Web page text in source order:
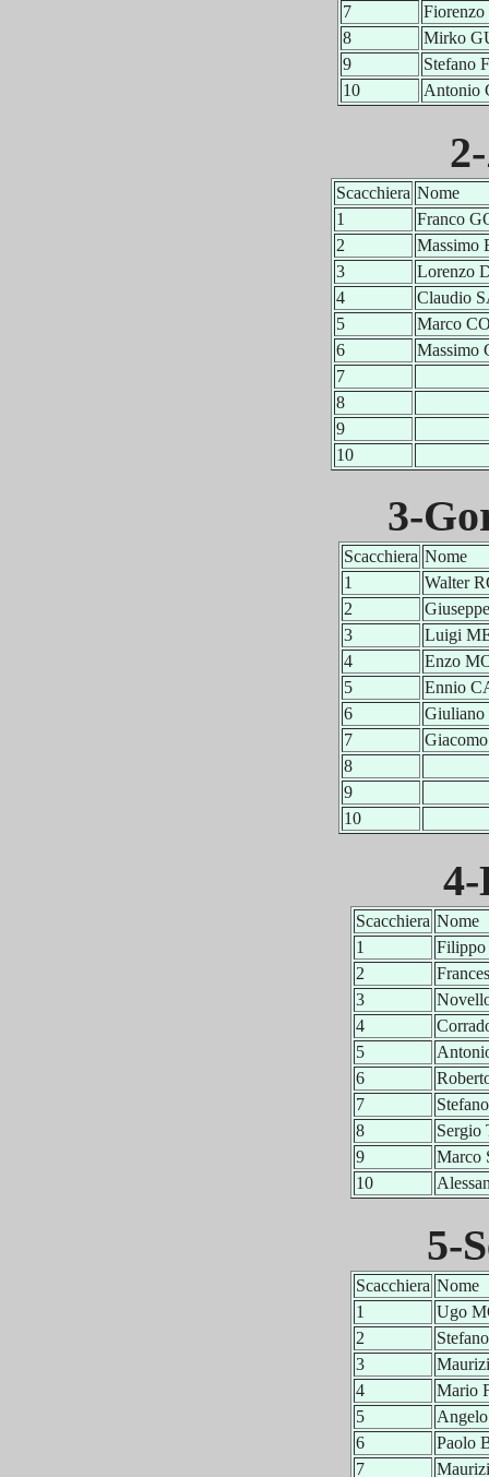
7
8
Mirko
9
Stefano
10
Antonio
Scacchiera Nome
1
Franco
2
3
Lorenzo
4
Claudio
5
Marco
6
Massimo
7
8
9
10
3-
Scacchiera Nome
1
Walter
2
3
Luigi
4
Enzo
5
Ennio
6
7
8
9
10
4-
Scacchiera Nome
1
2
3
4
5
6
7
8
Sergio
9
Marco
10
5-
Scacchiera Nome
1
Ugo
2
3
4
Mario
5
6
Paolo
7